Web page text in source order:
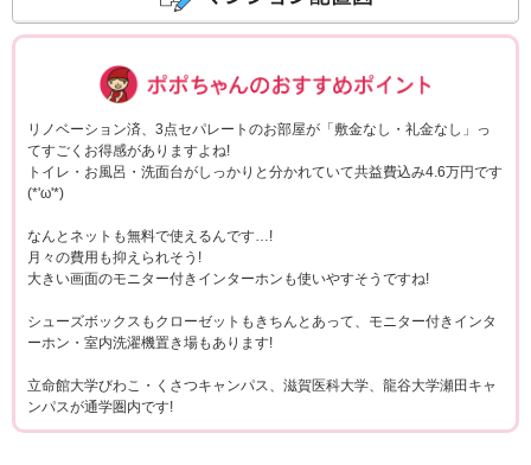
リノベーション済、3点セパレートのお部屋が「敷金なし・礼金なし」っ
てすごくお得感がありますよね!
トイレ・お風呂・洗面台がしっかりと分かれていて共益費込み4.6万円です
(*'ω'*)
なんとネットも無料で使えるんです…!
月々の費用も抑えられそう!
大きい画面のモニター付きインターホンも使いやすそうですね!
シューズボックスもクローゼットもきちんとあって、モニター付きインタ
ーホン・室内洗濯機置き場もあります!
立命館大学びわこ・くさつキャンパス、滋賀医科大学、龍谷大学瀬田キャ
ンパスが通学圏内です!